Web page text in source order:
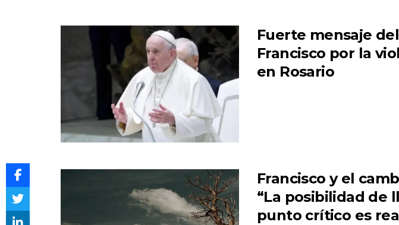
Fuerte mensaje
Francisco por la
en Rosario
Francisco y el
“La posibilidad de
punto crítico es